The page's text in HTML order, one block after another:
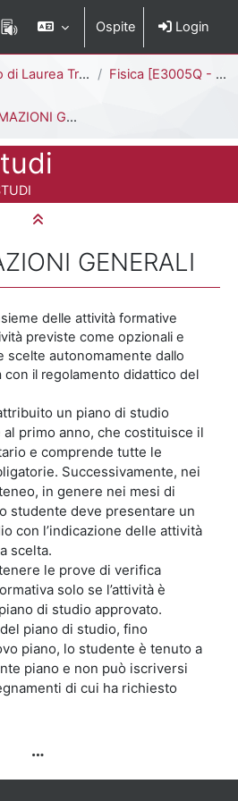
Ospite Login
Laurea Triennale Fisica [E3005Q - E3001Q]
GENERALI
Minimizza tutto
GENERALI
delle attività formative
previste come opzionali e
scelte autonomamente dallo
il regolamento didattico del
un piano di studio
al primo anno, che costituisce il
e comprende tutte le
Successivamente, nei
in genere nei mesi di
studente deve presentare un
con l’indicazione delle attività
scelta.
le prove di verifica
solo se l’attività è
di studio approvato.
piano di studio, fino
piano, lo studente è tenuto a
piano e non può iscriversi
di cui ha richiesto